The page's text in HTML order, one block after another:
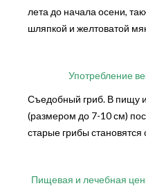
лета до начала осени,
шляпкой и желтоватой
Употребление
Съедобный гриб. В пищу
(размером до 7-10 см)
старые грибы
Пищевая и лечебная